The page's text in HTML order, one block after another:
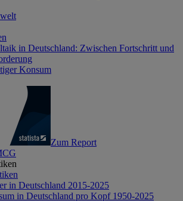
in Deutschland: Zwischen Fortschritt und
Konsum
Zum Report
in Deutschland 2015-2025
in Deutschland pro Kopf 1950-2025